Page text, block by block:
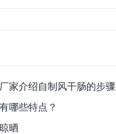
家介绍自制风干肠的步骤
哪些特点？
晒